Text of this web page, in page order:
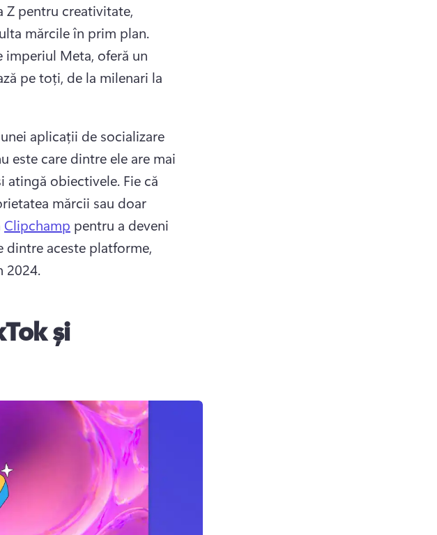
Z pentru creativitate,
imperiul Meta, oferă un
pe toți, de la milenari la
aplicații de socializare
este care dintre ele are mai
atingă obiectivele. Fie că
mărcii sau doar
Clipchamp pentru a deveni
dintre aceste platforme,
2024.
și